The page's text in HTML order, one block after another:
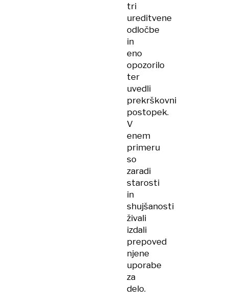
tri
ureditvene
odločbe
in
eno
opozorilo
ter
uvedli
prekrškovni
postopek.
V
enem
primeru
so
zaradi
starosti
in
shujšanosti
živali
izdali
prepoved
njene
uporabe
za
delo.